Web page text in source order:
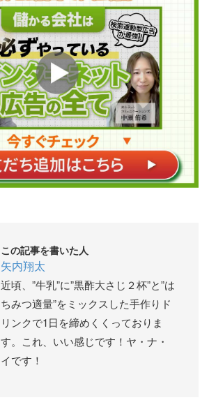
この記事を書いた人
矢内翔太
近頃、”牛乳”に”黒酢大さじ２杯”と”は
ちみつ適量”をミックスした手作りド
リンクで1日を締めくくっておりま
す。これ、いい感じです！ヤ・ナ・
イです！